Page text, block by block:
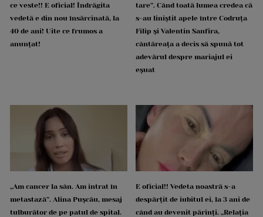
ce veste!! E oficial! Îndrăgita
vedetă e din nou însărcinată, la
40 de ani! Uite ce frumos a
anunțat!
tare”. Când toată lumea credea că
s-au liniștit apele între Codruța
Filip și Valentin Sanfira,
cântăreața a decis să spună tot
adevărul despre mariajul ei
eșuat
„Am cancer la sân. Am intrat în
metastază”. Alina Pușcău, mesaj
tulburător de pe patul de spital.
E oficial!! Vedeta noastră s-a
despărțit de iubitul ei, la 3 ani de
când au devenit părinți. „Relația